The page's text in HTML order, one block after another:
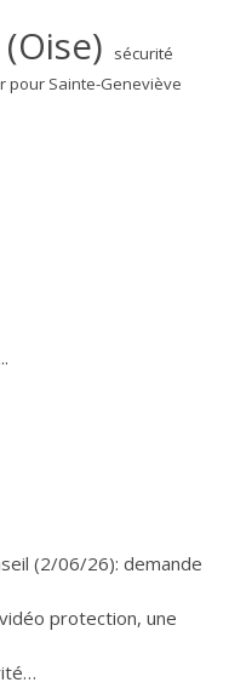
sécurité
pour Sainte-Geneviève
(2/06/26): demande
protection, une